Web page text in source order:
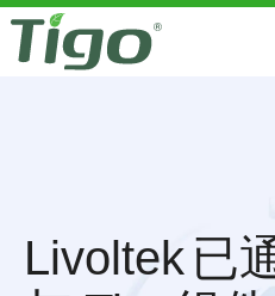
Livoltek 已